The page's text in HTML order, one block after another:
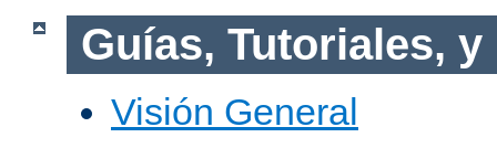
Guías, Tutoriales, y
Visión General